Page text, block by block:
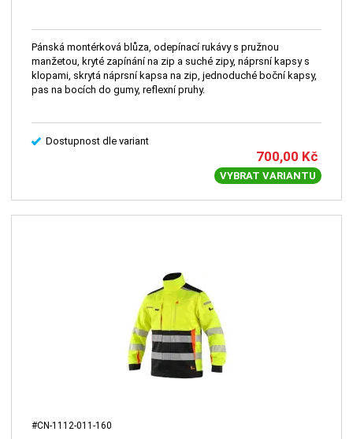
Pánská montérková blůza, odepínací rukávy s pružnou
manžetou, kryté zapínání na zip a suché zipy, náprsní kapsy s
klopami, skrytá náprsní kapsa na zip, jednoduché boční kapsy,
pas na bocích do gumy, reflexní pruhy.
Dostupnost dle variant
700,00 Kč
VYBRAT VARIANTU
#CN-1112-011-160